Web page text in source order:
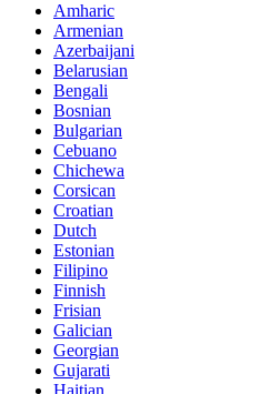
Amharic
Armenian
Azerbaijani
Belarusian
Bengali
Bosnian
Bulgarian
Cebuano
Chichewa
Corsican
Croatian
Dutch
Estonian
Filipino
Finnish
Frisian
Galician
Georgian
Gujarati
Haitian